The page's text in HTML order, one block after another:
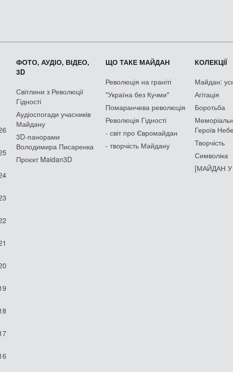
ФОТО, АУДІО, ВІДЕО,
3D
Світлини з Революції
Гідності
Аудіоспогади учасників
Майдану
3D-панорами
Володимира Писаренка
Проєкт Maidan3D
ЩО ТАКЕ МАЙДАН
Революція на граніті
"Україна без Кучми"
Помаранчева революція
Революція Гідності
- світ про Євромайдан
- творчість Майдану
КОЛЕКЦІЇ
Майдан:
Агітація
Боротьба
Героїв
Творчість
Символіка
[МАЙДАН